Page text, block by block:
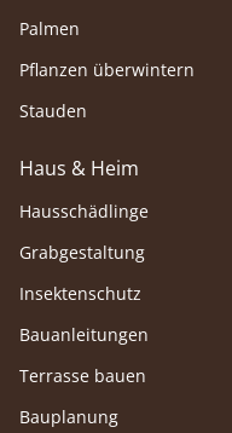
Palmen
Pflanzen überwintern
Stauden
Haus & Heim
Hausschädlinge
Grabgestaltung
Insektenschutz
Bauanleitungen
Terrasse bauen
Bauplanung